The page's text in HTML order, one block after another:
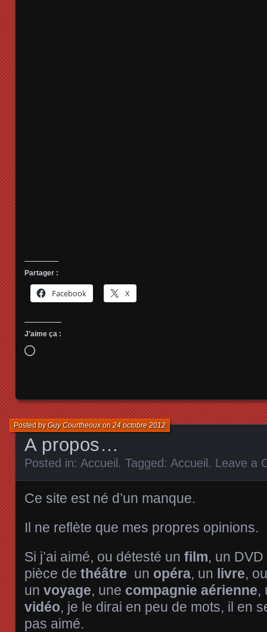
Partager :
Facebook X
J’aime ça :
Chargement…
A propos…
Posted byGuy Courtheouxon24 octobre 2012
Posted in: Accueil. Tagged: Accueil. Leave a
Ce site est né d’un manque.
Il ne reflète que mes propres opinions.
Si j’ai aimé, ou détesté un film, un
pièce de théâtre un opéra, un livre,
un voyage, une compagnie aérienne,
vidéo, je le dirai en peu de mots, il en
pas aimé.